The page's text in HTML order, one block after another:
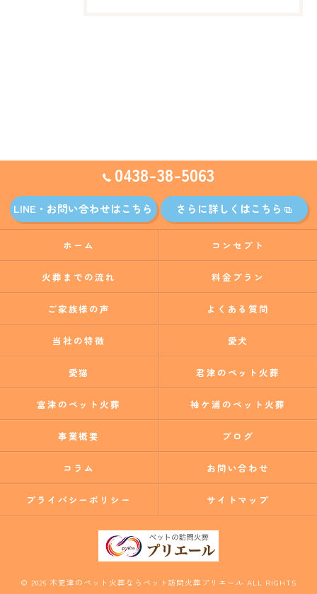
0438-38-5063
LINE・お問い合わせはこちら さらに詳しくはこちら
ホーム コンセプト
火葬までの流れ 料金プラン
ご家族様の声 よくある質問
当社の特徴 愛犬
愛猫 君津のペット火葬
富津のペット火葬 袖ケ浦のペット火葬
事業概要 ブログ
コラム お問い合わせ
プライバシーポリシー サイトマップ
© 2026 木更津のペット火葬ならペット訪問火葬プリエール ALL RIGHTS